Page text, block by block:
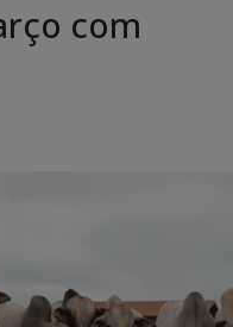
com